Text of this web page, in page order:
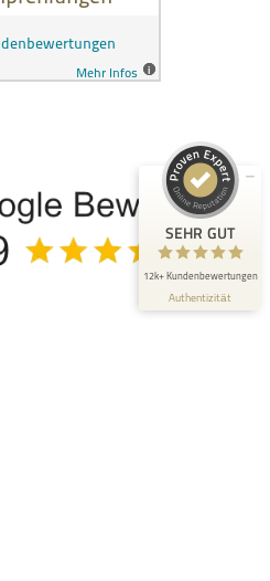
SEHR GUT
12k+ Kundenbewertungen
Authentizität
Kundenbewertungen und Erfahrungen zu
SEHR GUT
2.428
Bewertungen auf
ProvenExpert.com
Bewertungen von 3
anderen Quellen
Blick aufs ProvenExpert-Profil werfen
4.8.2026